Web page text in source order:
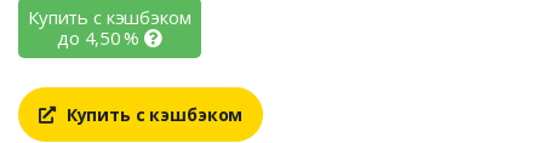
Купить с кэшбэком
до 4,50%
Купить с кэшбэком